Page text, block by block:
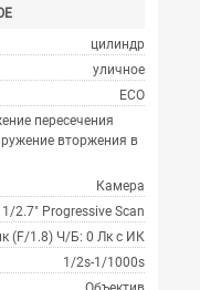
цилиндр
уличное
ECO
пересечения
вторжения в
Камера
1/2.7" Progressive Scan
(F/1.8) Ч/Б: 0 Лк с ИК
1/2s-1/1000s